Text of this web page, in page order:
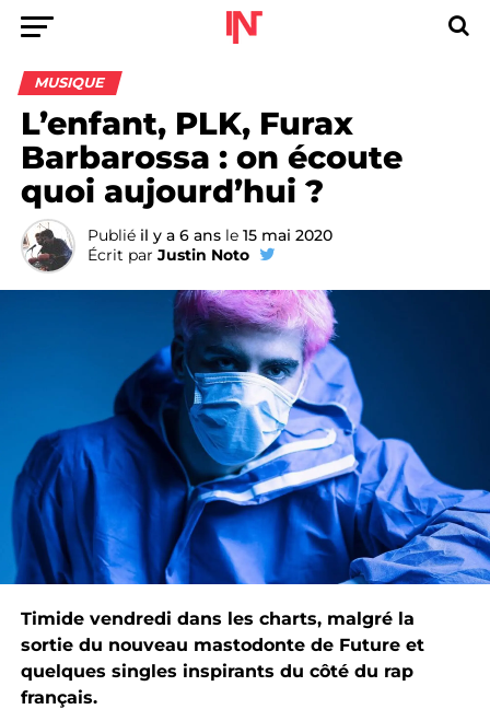
MUSIQUE
L’enfant, PLK, Furax
Barbarossa : on écoute
quoi aujourd’hui ?
Publié il y a 6 ans le 15 mai 2020
Écrit par Justin Noto
Timide vendredi dans les charts, malgré la
sortie du nouveau mastodonte de Future et
quelques singles inspirants du côté du rap
français.